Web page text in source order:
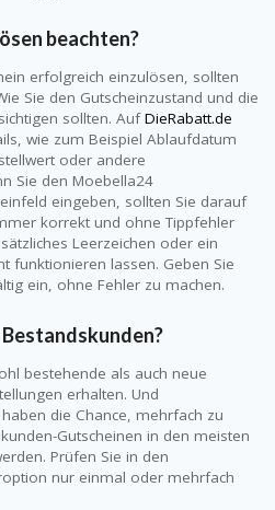
beachten?
erfolgreich einzulösen, sollten
Sie den Gutscheinzustand und die
sollten. AufDieRabatt.de
wie zum Beispiel Ablaufdatum
oder andere
Sie den Moebella24
eingeben, sollten Sie darauf
korrekt und ohne Tippfehler
Leerzeichen oder ein
funktionieren lassen. Geben Sie
ein, ohne Fehler zu machen.
bestehende als auch neue
erhalten. Und
die Chance, mehrfach zu
Gutscheinen in den meisten
Prüfen Sie in den
nur einmal oder mehrfach